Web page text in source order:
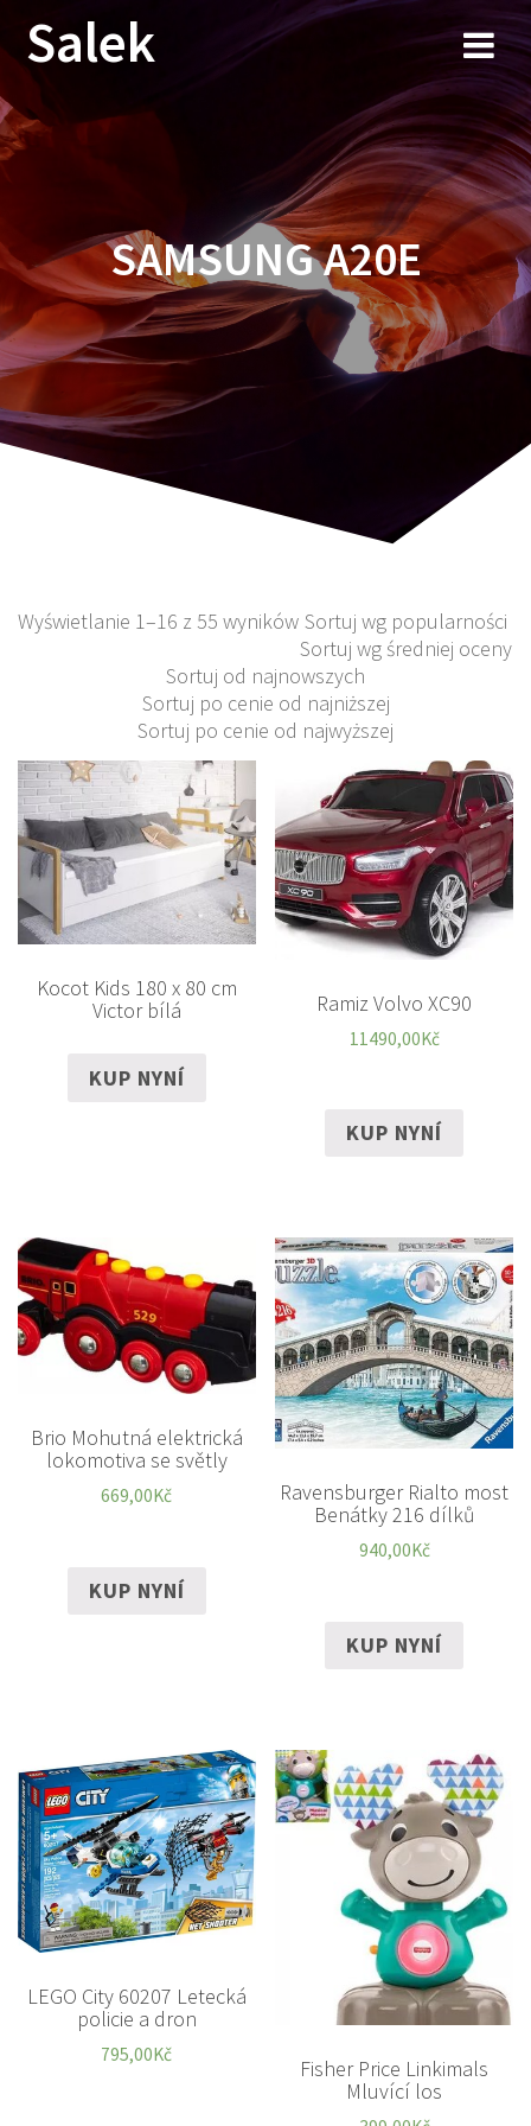
Przejdź
do
Salek
SAMSUNG A20E
Wyświetlanie 1–16 z 55 wyników Sortuj wg popularności
Sortuj wg średniej oceny
Sortuj od najnowszych
Sortuj po cenie od najniższej
Sortuj po cenie od najwyższej
Kocot Kids 180 x 80 cm
Victor bílá
KUP NYNÍ
Ramiz Volvo XC90
11490,00Kč
KUP NYNÍ
Brio Mohutná elektrická
lokomotiva se světly
669,00Kč
KUP NYNÍ
Ravensburger Rialto most
Benátky 216 dílků
940,00Kč
KUP NYNÍ
LEGO City 60207 Letecká
policie a dron
795,00Kč
Fisher Price Linkimals
Mluvící los